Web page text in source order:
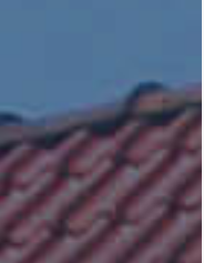
COUVREUR 62